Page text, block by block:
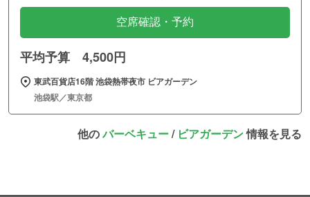
空席確認・予約
平均予算 4,500円
東武百貨店16階 池袋熱帯夜市 ビアガーデン
池袋駅／東京都
他のバーベキュー/ ビアガーデン情報を見る